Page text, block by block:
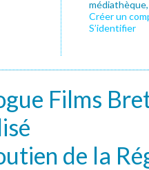
Créer un
S’identifier
Films
de la